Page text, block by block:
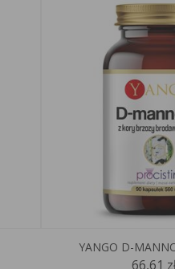
YANGO D-
66,61